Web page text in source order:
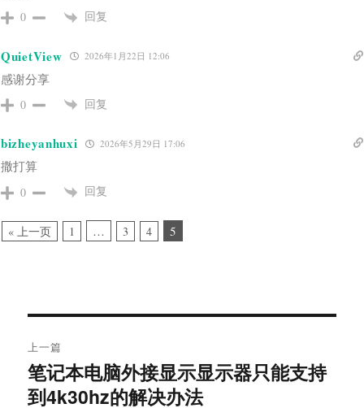
0 回复
QuietView 2026年1月22日 12:06
感谢分享
0 回复
bizheyanhuxi 2026年5月29日 17:06
撒打算
0 回复
« 上一页 1 … 3 4 5
章
导
上一篇
上
篇
笔记本电脑外接显示显示器只能支持
到4k30hz的解决办法